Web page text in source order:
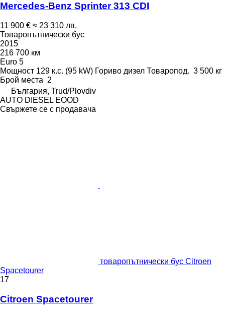
Mercedes-Benz Sprinter 313 CDI
11 900 € ≈ 23 310 лв.
Товаропътнически бус
2015
216 700 км
Euro 5
Мощност 129 к.с. (95 kW) Гориво дизел Товаропод. 3 500 кг
Брой места 2
България, Trud/Plovdiv
AUTO DIESEL EOOD
Свържете се с продавача
товаропътнически бус Citroen
Spacetourer
17
Citroen Spacetourer